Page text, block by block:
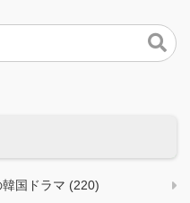
国ドラマ (220)